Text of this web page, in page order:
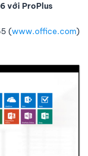
với ProPlus
(www.office.com)